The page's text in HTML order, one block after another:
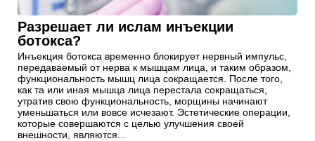
Разрешает ли ислам инъекции
ботокса?
Инъекция ботокса временно блокирует нервный импульс,
передаваемый от нерва к мышцам лица, и таким образом,
функциональность мышц лица сокращается. После того,
как та или иная мышца лица перестала сокращаться,
утратив свою функциональность, морщины начинают
уменьшаться или вовсе исчезают. Эстетические операции,
которые совершаются с целью улучшения своей
внешности, являются...